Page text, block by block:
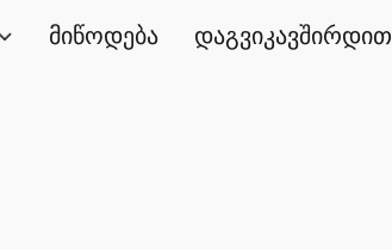
მიწოდება დაგვიკავშირდით